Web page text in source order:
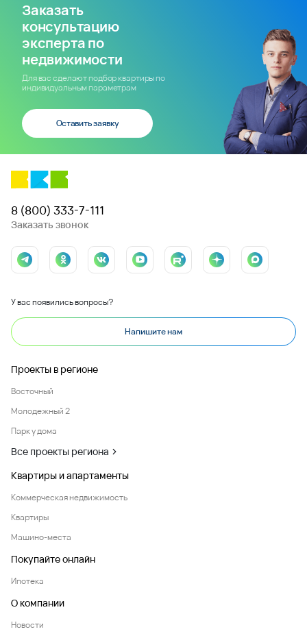
Заказать
консультацию
эксперта по
недвижимости
Для вас сделают подбор квартиры по
индивидуальным параметрам
Оставить заявку
8 (800) 333-7-111
Заказать звонок
У вас появились вопросы?
Напишите нам
Проекты в регионе
Восточный
Молодежный 2
Парк у дома
Все проекты региона
Квартиры и апартаменты
Коммерческая недвижимость
Квартиры
Машино-места
Покупайте онлайн
Ипотека
О компании
Новости